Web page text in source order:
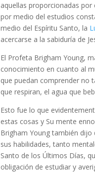
aquellas proporcionadas
por medio del estudios
medio del Espíritu Santo, la
acercarse a la sabiduría de
El Profeta Brigham Young,
conocimiento en cuanto al
que puedan comprender no
que respiran, el agua que
Esto fue lo que
estas cosas y Su mente
Brigham Young también
sus habilidades, tanto
Santo de los Últimos Días,
obligación de estudiar y